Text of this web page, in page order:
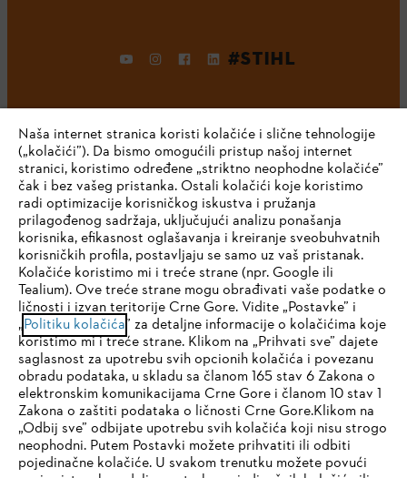
#STIHL
Kompanija
STIHL FAQ
Servis
Politika privatnosti Pravni osnovi Kolačići
IHR BROWSER WIRD NICHT
UNTERSTÜTZT
Sie nutzen einen Browser, den wir noch nicht unterstützen. Für
eine optimale Nutzung unserer Seite empfehlen wir Ihnen, zu
einem der folgenden Browser zu wechseln:
Naša internet stranica koristi kolačiće i slične tehnologije
(„kolačići”). Da bismo omogućili pristup našoj internet
stranici, koristimo određene „striktno neophodne kolačiće”
čak i bez vašeg pristanka. Ostali kolačići koje koristimo
radi optimizacije korisničkog iskustva i pružanja
prilagođenog sadržaja, uključujući analizu ponašanja
korisnika, efikasnost oglašavanja i kreiranje sveobuhvatnih
korisničkih profila, postavljaju se samo uz vaš pristanak.
Kolačiće koristimo mi i treće strane (npr. Google ili
Tealium). Ove treće strane mogu obrađivati vaše podatke o
ličnosti i izvan teritorije Crne Gore. Vidite „Postavke” i
„Politiku kolačića” za detaljne informacije o kolačićima koje
koristimo mi i treće strane. Klikom na „Prihvati sve” dajete
saglasnost za upotrebu svih opcionih kolačića i povezanu
obradu podataka, u skladu sa članom 165 stav 6 Zakona o
elektronskim komunikacijama Crne Gore i članom 10 stav 1
Zakona o zaštiti podataka o ličnosti Crne Gore.Klikom na
„Odbij sve” odbijate upotrebu svih kolačića koji nisu strogo
neophodni. Putem Postavki možete prihvatiti ili odbiti
pojedinačne kolačiće. U svakom trenutku možete povući